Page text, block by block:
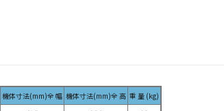
機体寸法(mm)全 幅 機体寸法(mm)全 高 重 量 (kg)